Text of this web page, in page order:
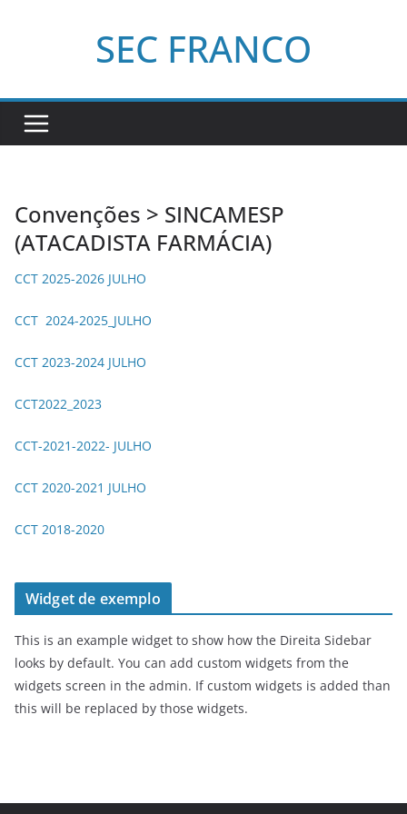
SEC FRANCO
Convenções > SINCAMESP
(ATACADISTA FARMÁCIA)
CCT 2025-2026 JULHO
CCT 2024-2025_JULHO
CCT 2023-2024 JULHO
CCT2022_2023
CCT-2021-2022- JULHO
CCT 2020-2021 JULHO
CCT 2018-2020
Widget de exemplo
This is an example widget to show how the Direita Sidebar
looks by default. You can add custom widgets from the
widgets screen in the admin. If custom widgets is added than
this will be replaced by those widgets.